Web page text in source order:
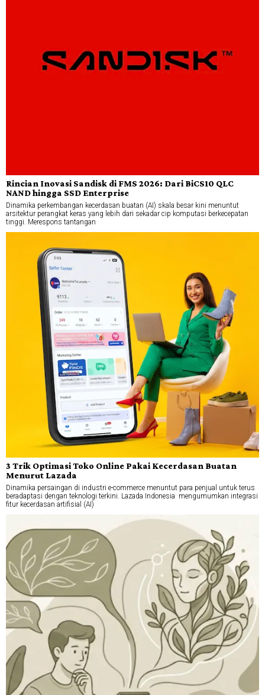
Rincian Inovasi Sandisk di FMS 2026: Dari BiCS10 QLC
NAND hingga SSD Enterprise
Dinamika perkembangan kecerdasan buatan (AI) skala besar kini menuntut
arsitektur perangkat keras yang lebih dari sekadar cip komputasi berkecepatan
tinggi. Merespons tantangan
3 Trik Optimasi Toko Online Pakai Kecerdasan Buatan
Menurut Lazada
Dinamika persaingan di industri e-commerce menuntut para penjual untuk terus
beradaptasi dengan teknologi terkini. Lazada Indonesia mengumumkan integrasi
fitur kecerdasan artifisial (AI)